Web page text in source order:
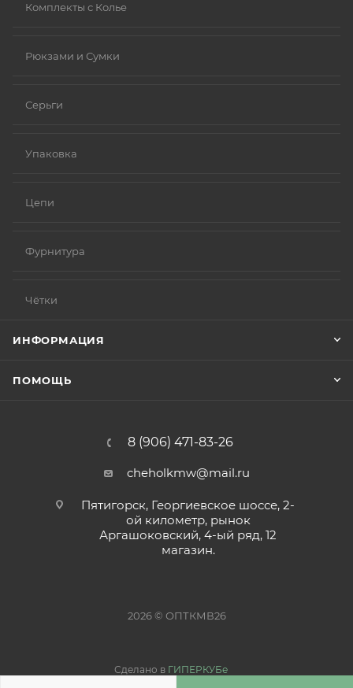
Комплекты с Колье
Рюкзами и Сумки
Серьги
Упаковка
Цепи
Фурнитура
Чётки
ИНФОРМАЦИЯ
ПОМОЩЬ
8 (906) 471-83-26
cheholkmw@mail.ru
Пятигорск, Георгиевское шоссе, 2-
ой километр, рынок
Аргашоковский, 4-ый ряд, 12
магазин.
2026 © ОПТКМВ26
Сделано в ГИПЕРКУБе